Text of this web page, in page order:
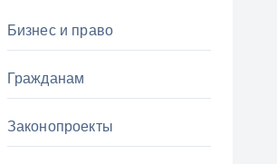
Бизнес и право
Гражданам
Законопроекты